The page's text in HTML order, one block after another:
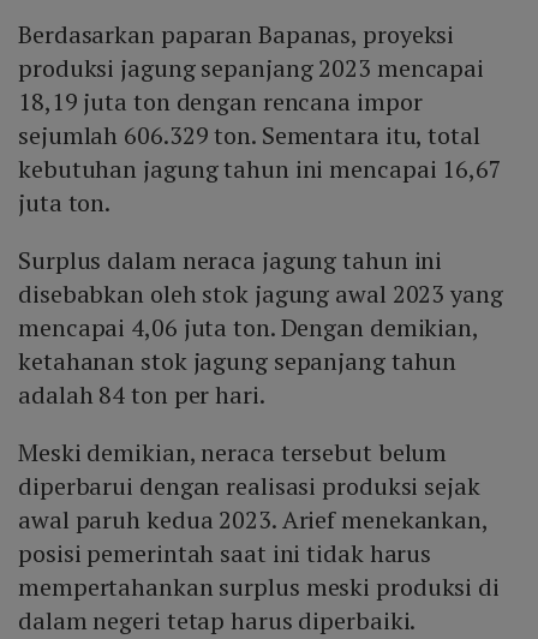
Berdasarkan paparan Bapanas, proyeksi
produksi jagung sepanjang 2023 mencapai
18,19 juta ton dengan rencana impor
sejumlah 606.329 ton. Sementara itu, total
kebutuhan jagung tahun ini mencapai 16,67
juta ton.
Surplus dalam neraca jagung tahun ini
disebabkan oleh stok jagung awal 2023 yang
mencapai 4,06 juta ton. Dengan demikian,
ketahanan stok jagung sepanjang tahun
adalah 84 ton per hari.
Meski demikian, neraca tersebut belum
diperbarui dengan realisasi produksi sejak
awal paruh kedua 2023. Arief menekankan,
posisi pemerintah saat ini tidak harus
mempertahankan surplus meski produksi di
dalam negeri tetap harus diperbaiki.